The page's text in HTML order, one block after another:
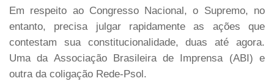
Em respeito ao Congresso Nacional, o Supremo, no
entanto, precisa julgar rapidamente as ações que
contestam sua constitucionalidade, duas até agora.
Uma da Associação Brasileira de Imprensa (ABI) e
outra da coligação Rede-Psol.